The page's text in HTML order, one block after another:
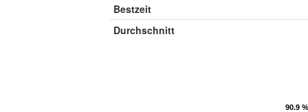
Bestzeit
Durchschnitt
90.9
90.9